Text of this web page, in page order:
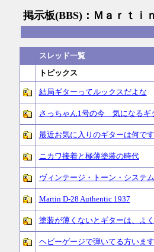
掲示板(BBS)：Ｍａｒｔ
スレッド一覧
トピックス
結局ギターってルックスだよな
さっちゃん1号の今 気になるギ
最近お気に入りのギターは何で
ニカワ接着と極薄塗装の時代
ヴィンテージ・トーン・システム
Martin D-28 Authentic 1937
塗装が薄くないとギターは、よ
ヘビーゲージで弾いてる方いま